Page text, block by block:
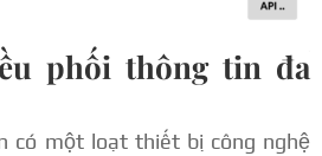
phối thông tin đa
có một loạt thiết bị công nghệ